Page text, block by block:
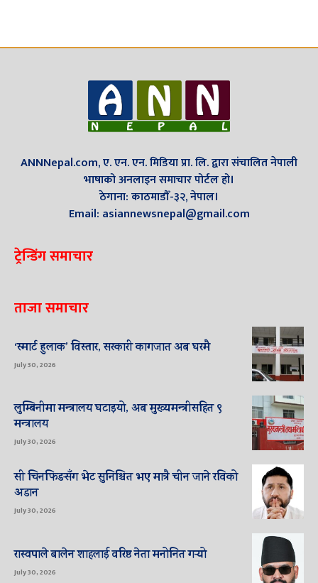
ANNNepal.com, ए. एन. एन. मिडिया प्रा. लि. द्वारा संचालित नेपाली
भाषाको अनलाइन समाचार पोर्टल हो।
ठेगाना: काठमाडौँ-३२, नेपाल।
Email: asiannewsnepal@gmail.com
ट्रेन्डिंग समाचार
ताजा समाचार
‘स्मार्ट हुलाक’ विस्तार, सरकारी कागजात अब घरमै
July 30, 2026
लुम्बिनीमा मन्त्रालय घटाइयो, अब मुख्यमन्त्रीसहित ९
मन्त्रालय
July 30, 2026
सी चिनफिङसँग भेट सुनिश्चित भए मात्रै चीन जाने रविको
अडान
July 30, 2026
रास्वपाले बालेन शाहलाई वरिष्ठ नेता मनोनित गर्‍यो
July 30, 2026